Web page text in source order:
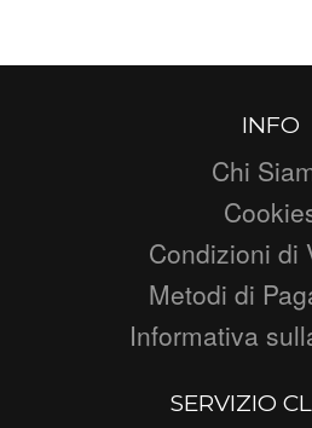
INFO
Chi
Condizioni di
Metodi di
Informativa
SERVIZIO